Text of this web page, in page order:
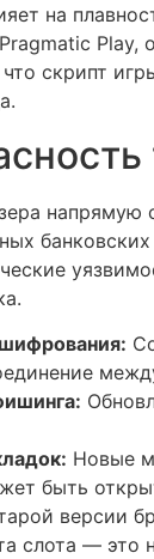
на
Play,
скрипт
напрямую
Новые
быть
версии
слота —